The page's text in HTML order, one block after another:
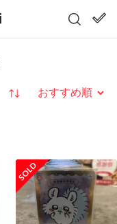
並び替え